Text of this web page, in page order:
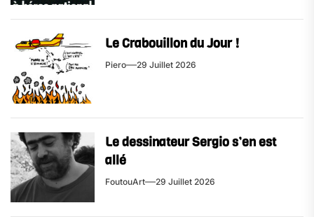
Le Crabouillon du Jour !
Piero 29 Juillet 2026
Le dessinateur Sergio s’en est
allé
FoutouArt 29 Juillet 2026